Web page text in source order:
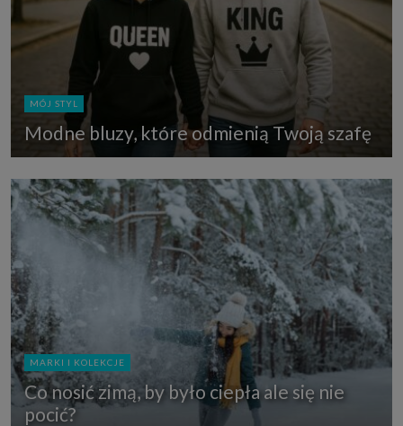
MÓJ STYL
Modne bluzy, które odmienią Twoją szafę
MARKI I KOLEKCJE
Co nosić zimą, by było ciepła ale się nie
pocić?